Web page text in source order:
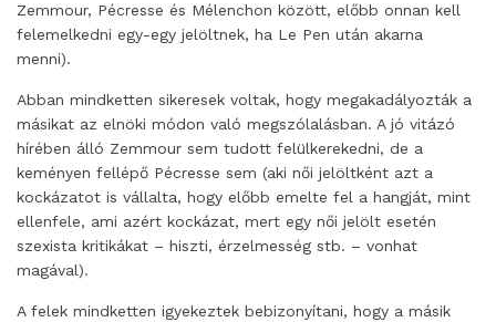
Zemmour, Pécresse és Mélenchon között, előbb onnan kell
felemelkedni egy-egy jelöltnek, ha Le Pen után akarna
menni).
Abban mindketten sikeresek voltak, hogy megakadályozták a
másikat az elnöki módon való megszólalásban. A jó vitázó
hírében álló Zemmour sem tudott felülkerekedni, de a
keményen fellépő Pécresse sem (aki női jelöltként azt a
kockázatot is vállalta, hogy előbb emelte fel a hangját, mint
ellenfele, ami azért kockázat, mert egy női jelölt esetén
szexista kritikákat – hiszti, érzelmesség stb. – vonhat
magával).
A felek mindketten igyekeztek bebizonyítani, hogy a másik